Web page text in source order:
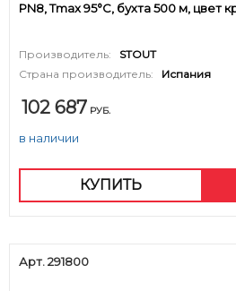
PN8, Tmax 95°C, бухта 500 м, цвет
Производитель:
STOUT
Страна производитель:
Испания
102 687 РУБ.
в наличии
КУПИТЬ
Арт. 291800